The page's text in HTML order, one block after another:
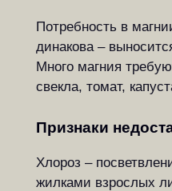
Потребность в
ди­на­ко­ва –
Мно­го маг­ния
свек­ла, то­мат,
Признаки
Хло­роз –
жил­ка­ми взрос­лых